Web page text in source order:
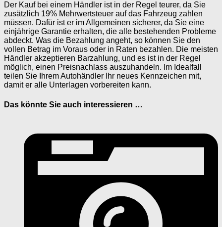
Der Kauf bei einem Händler ist in der Regel teurer, da Sie
zusätzlich 19% Mehrwertsteuer auf das Fahrzeug zahlen
müssen. Dafür ist er im Allgemeinen sicherer, da Sie eine
einjährige Garantie erhalten, die alle bestehenden Probleme
abdeckt. Was die Bezahlung angeht, so können Sie den
vollen Betrag im Voraus oder in Raten bezahlen. Die meisten
Händler akzeptieren Barzahlung, und es ist in der Regel
möglich, einen Preisnachlass auszuhandeln. Im Idealfall
teilen Sie Ihrem Autohändler Ihr neues Kennzeichen mit,
damit er alle Unterlagen vorbereiten kann.
Das könnte Sie auch interessieren …